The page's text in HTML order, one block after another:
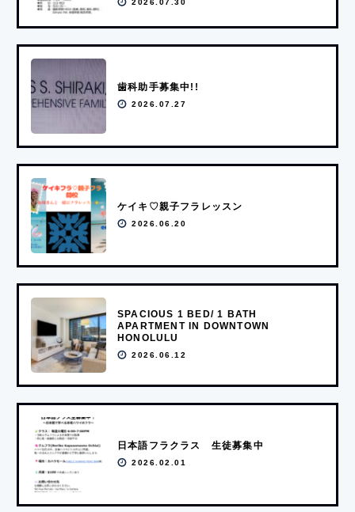
2026.07.30
歯科助手募集中!!
2026.07.27
ケイキ♡親子フラレッスン
2026.06.20
SPACIOUS 1 BED/ 1 BATH
APARTMENT IN DOWNTOWN
HONOLULU
2026.06.12
日本語フラクラス 生徒募集中
2026.02.01